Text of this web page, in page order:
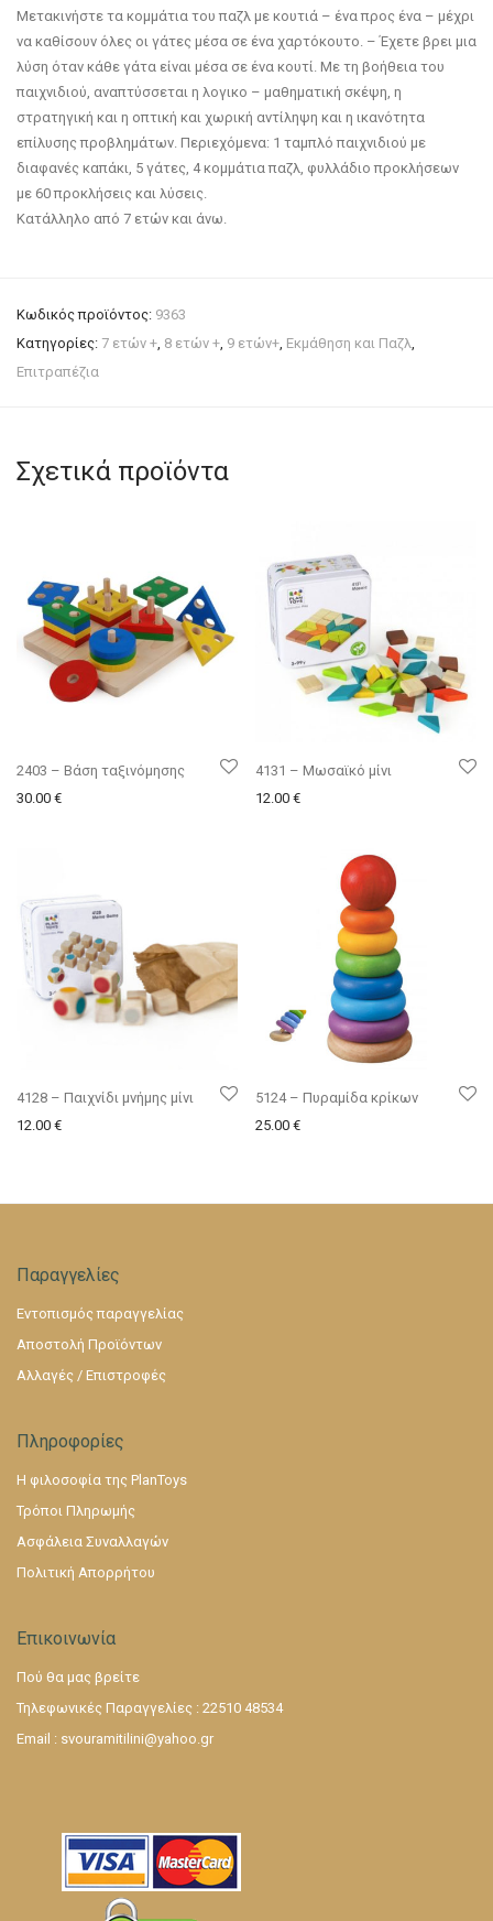
Μετακινήστε τα κομμάτια του παζλ με κουτιά – ένα προς ένα – μέχρι
να καθίσουν όλες οι γάτες μέσα σε ένα χαρτόκουτο. – Έχετε βρει μια
λύση όταν κάθε γάτα είναι μέσα σε ένα κουτί. Με τη βοήθεια του
παιχνιδιού, αναπτύσσεται η λογικο – μαθηματική σκέψη, η
στρατηγική και η οπτική και χωρική αντίληψη και η ικανότητα
επίλυσης προβλημάτων. Περιεχόμενα: 1 ταμπλό παιχνιδιού με
διαφανές καπάκι, 5 γάτες, 4 κομμάτια παζλ, φυλλάδιο προκλήσεων
με 60 προκλήσεις και λύσεις.
Κατάλληλο από 7 ετών και άνω.
Κωδικός προϊόντος: 9363
Κατηγορίες: 7 ετών +, 8 ετών +, 9 ετών+, Εκμάθηση και Παζλ,
Επιτραπέζια
Σχετικά προϊόντα
2403 – Βάση ταξινόμησης
30.00 €
4131 – Μωσαϊκό μίνι
12.00 €
4128 – Παιχνίδι μνήμης μίνι
12.00 €
5124 – Πυραμίδα κρίκων
25.00 €
Παραγγελίες
Εντοπισμός παραγγελίας
Αποστολή Προϊόντων
Αλλαγές / Επιστροφές
Πληροφορίες
Η φιλοσοφία της PlanToys
Τρόποι Πληρωμής
Ασφάλεια Συναλλαγών
Πολιτική Απορρήτου
Επικοινωνία
Πού θα μας βρείτε
Τηλεφωνικές Παραγγελίες : 22510 48534
Email : svouramitilini@yahoo.gr